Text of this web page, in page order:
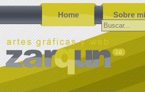
Home Sobre mi
Buscar: